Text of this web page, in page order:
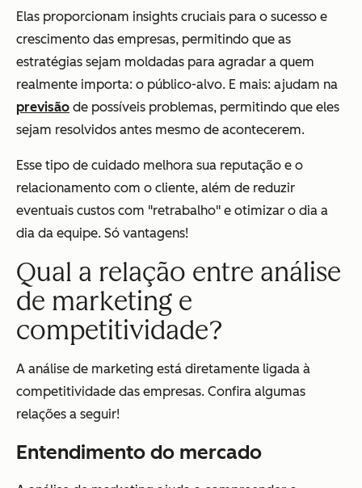
Elas proporcionam insights cruciais para o sucesso e
crescimento das empresas, permitindo que as
estratégias sejam moldadas para agradar a quem
realmente importa: o público-alvo. E mais: ajudam na
previsão de possíveis problemas, permitindo que eles
sejam resolvidos antes mesmo de acontecerem.
Esse tipo de cuidado melhora sua reputação e o
relacionamento com o cliente, além de reduzir
eventuais custos com "retrabalho" e otimizar o dia a
dia da equipe. Só vantagens!
Qual a relação entre análise
de marketing e
competitividade?
A análise de marketing está diretamente ligada à
competitividade das empresas. Confira algumas
relações a seguir!
Entendimento do mercado